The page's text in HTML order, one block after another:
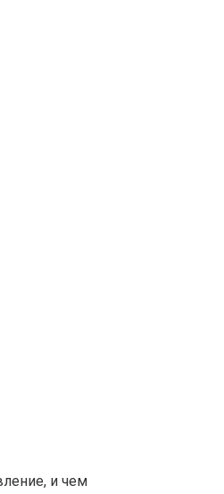
и чем